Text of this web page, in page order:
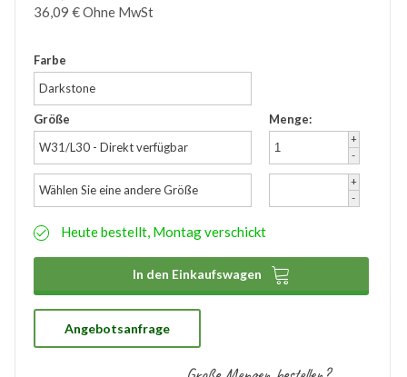
Zubehör
Wathose
36,09 €Ohne MwSt
Farbe
Darkstone
Größe
W31/L30 - Direkt verfügbar
Menge:
+
-
Wählen Sie eine andere Größe
+
-
Heute bestellt, Montag verschickt
In den Einkaufswagen 
Angebotsanfrage